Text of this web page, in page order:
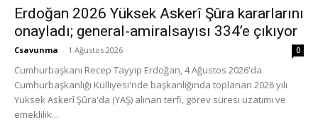
Erdoğan 2026 Yüksek Askerî Şûra kararlarını
onayladı; general-amiralsayısı 334’e çıkıyor
Csavunma - 1 Ağustos 2026 0
Cumhurbaşkanı Recep Tayyip Erdoğan, 4 Ağustos 2026'da
Cumhurbaşkanlığı Külliyesi'nde başkanlığında toplanan 2026 yılı
Yüksek Askerî Şûra'da (YAŞ) alınan terfi, görev süresi uzatımı ve
emeklilik...